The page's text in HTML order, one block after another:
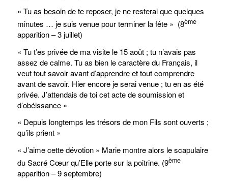
« Tu as besoin de te reposer, je ne resterai que quelques
minutes … je suis venue pour terminer la fête » (8ème
apparition – 3 juillet)
« Tu t’es privée de ma visite le 15 août ; tu n’avais pas
assez de calme. Tu as bien le caractère du Français, il
veut tout savoir avant d’apprendre et tout comprendre
avant de savoir. Hier encore je serai venue ; tu en as été
privée. J’attendais de toi cet acte de soumission et
d’obéissance »
« Depuis longtemps les trésors de mon Fils sont ouverts ;
qu’ils prient »
« J’aime cette dévotion » Marie montre alors le scapulaire
du Sacré Cœur qu’Elle porte sur la poitrine. (9ème
apparition – 9 septembre)